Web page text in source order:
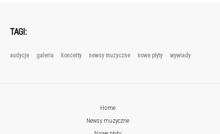
TAGI:
audycje galeria koncerty newsy muzyczne nowe płyty wywiady
Home
Newsy muzyczne